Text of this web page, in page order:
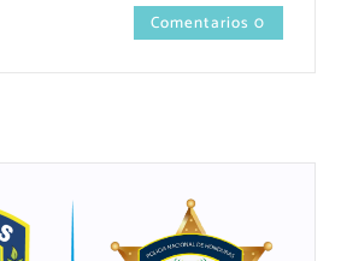
Comentarios 0